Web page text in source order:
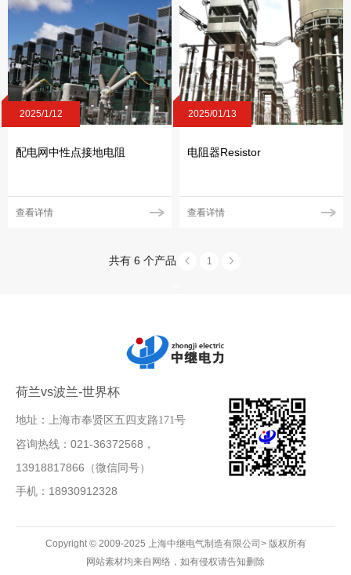
2025/1/12
配电网中性点接地电阻
查看详情
2025/01/13
电阻器Resistor
查看详情
共有 6 个产品 1
荷兰vs波兰-世界杯
地址：上海市奉贤区五四支路171号
咨询热线：021-36372568，
13918817866（微信同号）
手机：18930912328
Copyright © 2009-2025 上海中继电气制造有限公司> 版权所有
网站素材均来自网络，如有侵权请告知删除